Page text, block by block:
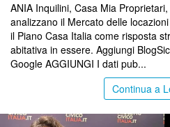
ANIA Inquilini, Casa Mia
analizzano il Mercato delle
il Piano Casa Italia come risposta
abitativa in essere. Aggiungi
Google AGGIUNGI I dati pub...
Continua a